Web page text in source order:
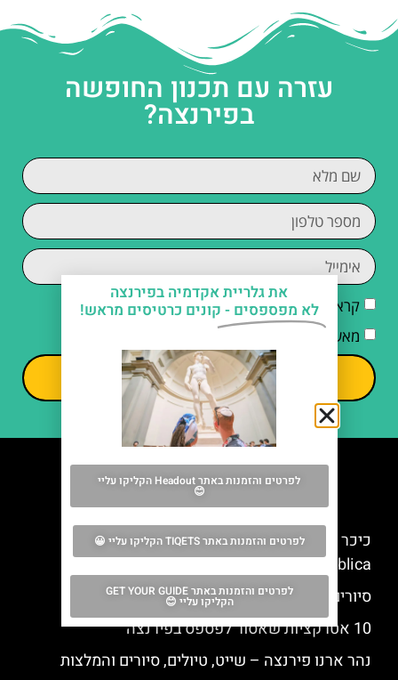
עזרה עם תכנון החופשה
בפירנצה?
קראתי והסכמתי למדיניות הפרטיות
מאשר/ת קבלת דיוור וחומרים פרסומיים
שליחה
מה אסור לפספס
כיכר הרפובליקה בפירנצה (Piazza della
Repubblica)
סיורים חינמיים בפירנצה על בסיס טיפים למדריך
10 אטרקציות שאסור לפספס בפירנצה
נהר ארנו פירנצה – שייט, טיולים, סיורים והמלצות
את גלריית אקדמיה בפירנצה
לא מפספסים - קונים כרטיסים מראש!
לפרטים והזמנות באתר Headout הקליקו עליי
😊
לפרטים והזמנות באתר TIQETS הקליקו עליי 😀
לפרטים והזמנות באתר GET YOUR GUIDE
הקליקו עליי 😊